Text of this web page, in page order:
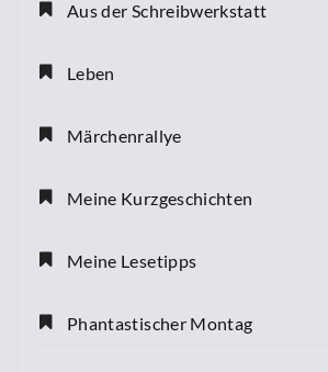
Aus der Schreibwerkstatt
Leben
Märchenrallye
Meine Kurzgeschichten
Meine Lesetipps
Phantastischer Montag